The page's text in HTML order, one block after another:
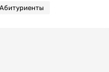
Абитуриенты